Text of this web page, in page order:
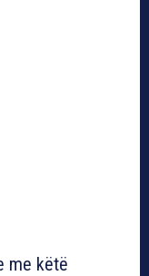
me këtë